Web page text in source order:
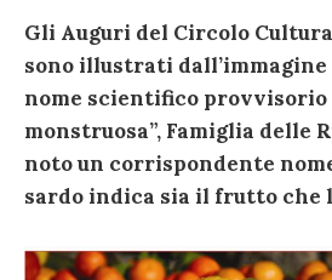
Gli Auguri del Circolo
sono illustrati dall’immagine
nome scientifico provvisorio
monstruosa”, Famiglia delle
noto un corrispondente
sardo indica sia il frutto che